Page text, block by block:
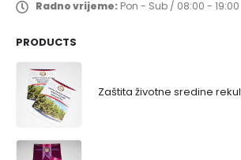
Radno vrijeme: Pon - Sub / 08:00 - 19:00
PRODUCTS